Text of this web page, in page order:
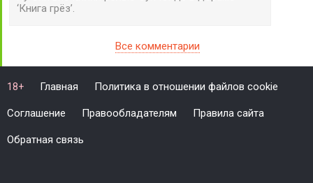
‘Книга грёз’.
Все комментарии
18+ Главная Политика в отношении файлов cookie
Соглашение Правообладателям Правила сайта
Обратная связь